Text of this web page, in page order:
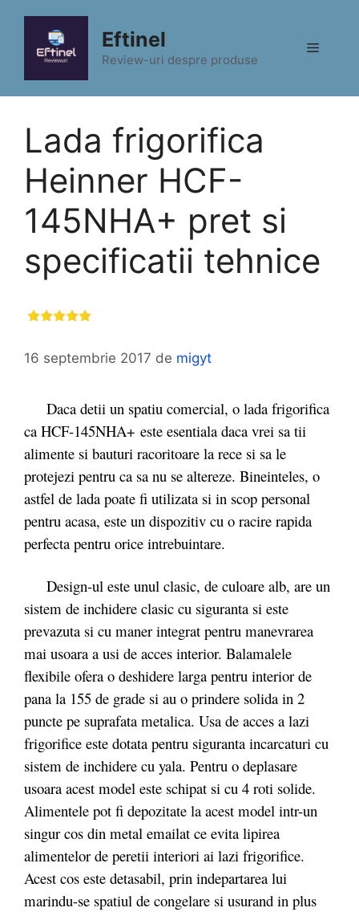
conținut
Eftinel
Review-uri despre produse
Meniu
Lada frigorifica
Heinner HCF-
145NHA+ pret si
specificatii tehnice
16 septembrie 2017 de migyt
Daca detii un spatiu comercial, o lada frigorifica
ca HCF-145NHA+ este esentiala daca vrei sa tii
alimente si bauturi racoritoare la rece si sa le
protejezi pentru ca sa nu se altereze. Bineinteles, o
astfel de lada poate fi utilizata si in scop personal
pentru acasa, este un dispozitiv cu o racire rapida
perfecta pentru orice intrebuintare.
Design-ul este unul clasic, de culoare alb, are un
sistem de inchidere clasic cu siguranta si este
prevazuta si cu maner integrat pentru manevrarea
mai usoara a usi de acces interior. Balamalele
flexibile ofera o deshidere larga pentru interior de
pana la 155 de grade si au o prindere solida in 2
puncte pe suprafata metalica. Usa de acces a lazi
frigorifice este dotata pentru siguranta incarcaturi cu
sistem de inchidere cu yala. Pentru o deplasare
usoara acest model este schipat si cu 4 roti solide.
Alimentele pot fi depozitate la acest model intr-un
singur cos din metal emailat ce evita lipirea
alimentelor de peretii interiori ai lazi frigorifice.
Acest cos este detasabil, prin indepartarea lui
marindu-se spatiul de congelare si usurand in plus